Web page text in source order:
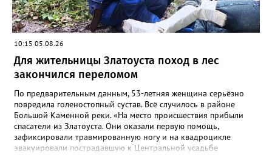
10:15 05.08.26
Для жительницы Златоуста поход в лес
закончился переломом
По предварительным данным, 53-летняя женщина серьёзно
повредила голеностопный сустав. Всё случилось в районе
Большой Каменной реки. «На место происшествия прибыли
спасатели из Златоуста. Они оказали первую помощь,
зафиксировали травмированную ногу и на квадроцикле
эвакуировали пострадавшую к Центральной усадьбе